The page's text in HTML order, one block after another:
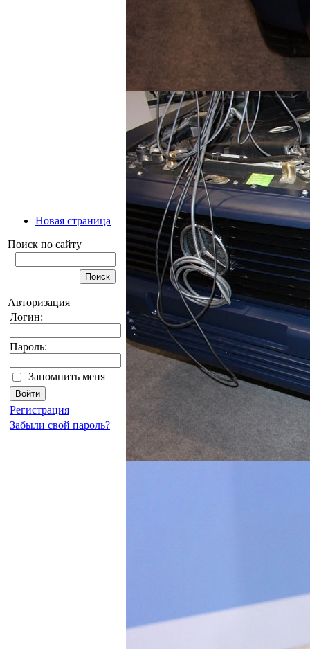
Новая страница
Поиск по сайту
Авторизация
Логин:
Пароль:
Запомнить меня
Регистрация
Забыли свой пароль?